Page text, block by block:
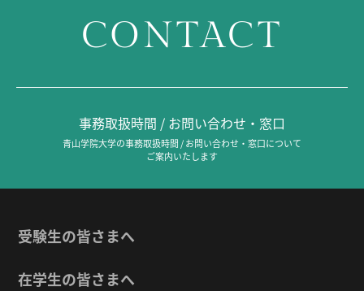
CONTACT
事務取扱時間 / お問い合わせ・窓口
青山学院大学の事務取扱時間 / お問い合わせ・窓口について
ご案内いたします
受験生の皆さまへ
在学生の皆さまへ